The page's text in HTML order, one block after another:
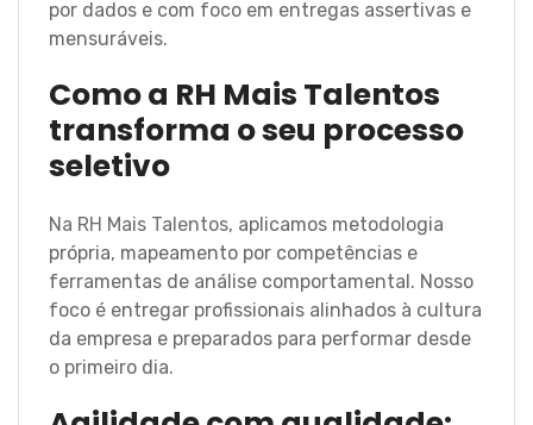
por dados e com foco em entregas assertivas e
mensuráveis.
Como a RH Mais Talentos
transforma o seu processo
seletivo
Na RH Mais Talentos, aplicamos metodologia
própria, mapeamento por competências e
ferramentas de análise comportamental. Nosso
foco é entregar profissionais alinhados à cultura
da empresa e preparados para performar desde
o primeiro dia.